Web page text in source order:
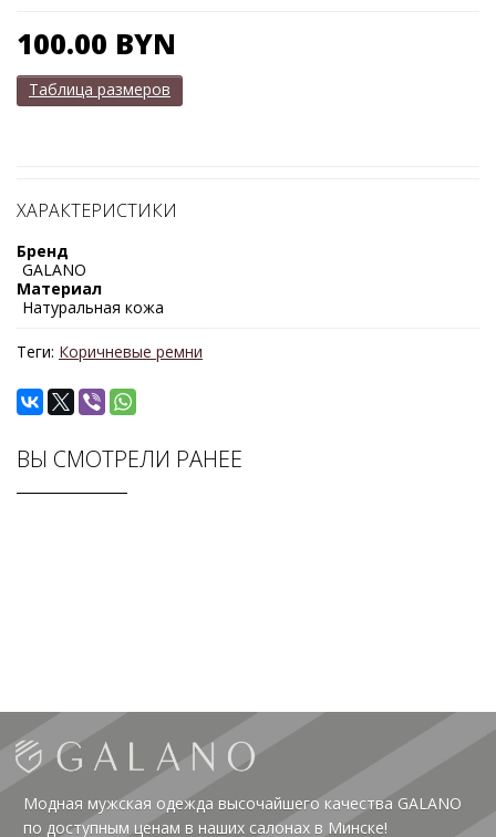
100.00 BYN
Таблица размеров
ХАРАКТЕРИСТИКИ
Бренд
GALANO
Материал
Натуральная кожа
Теги: Коричневые ремни
ВЫ СМОТРЕЛИ РАНЕЕ
Модная мужская одежда высочайшего качества GALANO
по доступным ценам в наших салонах в Минске!